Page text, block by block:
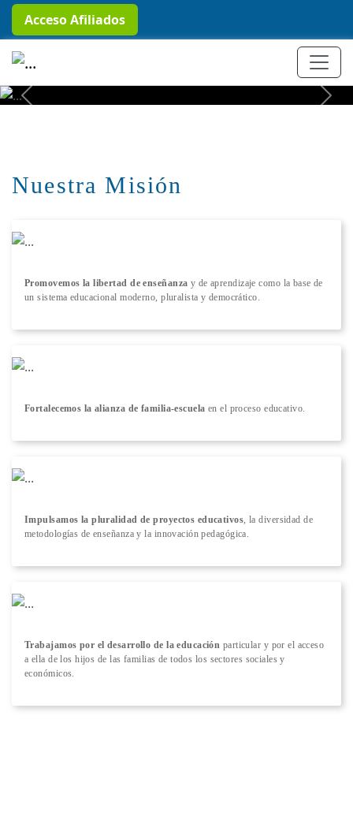
Acceso Afiliados
+ Conocer más
Previous Next
Nuestra Misión
Promovemos la libertad de enseñanza y de aprendizaje como la base de
un sistema educacional moderno, pluralista y democrático.
Fortalecemos la alianza de familia-escuela en el proceso educativo.
Impulsamos la pluralidad de proyectos educativos , la diversidad de
metodologías de enseñanza y la innovación pedagógica.
Trabajamos por el desarrollo de la educación particular y por el acceso
a ella de los hijos de las familias de todos los sectores sociales y
económicos.